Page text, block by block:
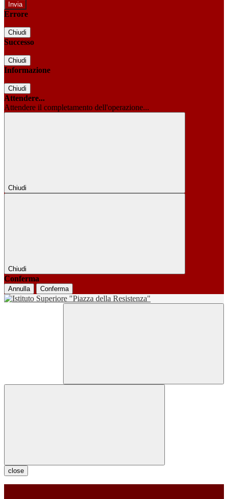
Errore
Chiudi
Successo
Chiudi
Informazione
Chiudi
Attendere...
Attendere il completamento dell'operazione...
Chiudi
Chiudi
Conferma
Annulla Conferma
close